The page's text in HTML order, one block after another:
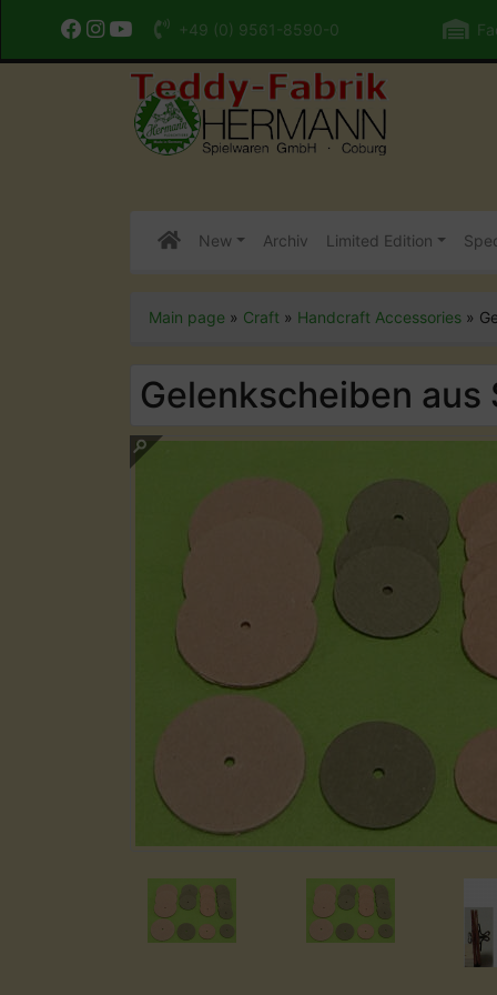
+49 (0) 9561-8590-0
New Archiv Limited Edition
Main page » Craft » Handcraft Accessories »
Gelenkscheiben aus